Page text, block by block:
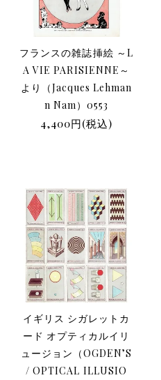
フランスの雑誌挿絵 ～L
A VIE PARISIENNE～
より（Jacques Lehman
n Nam）0553
4,400円(税込)
イギリス シガレットカ
ード オプティカルイリ
ュージョン（OGDEN’S
/ OPTICAL ILLUSIO